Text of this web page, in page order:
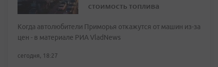
стоимость топлива
Когда автолюбители Приморья откажутся от машин из-за
цен - в материале РИА VladNews
сегодня, 18:27